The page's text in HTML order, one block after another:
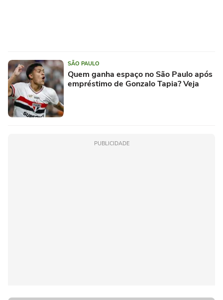
SÃO PAULO
Quem ganha espaço no São Paulo após
empréstimo de Gonzalo Tapia? Veja
PUBLICIDADE